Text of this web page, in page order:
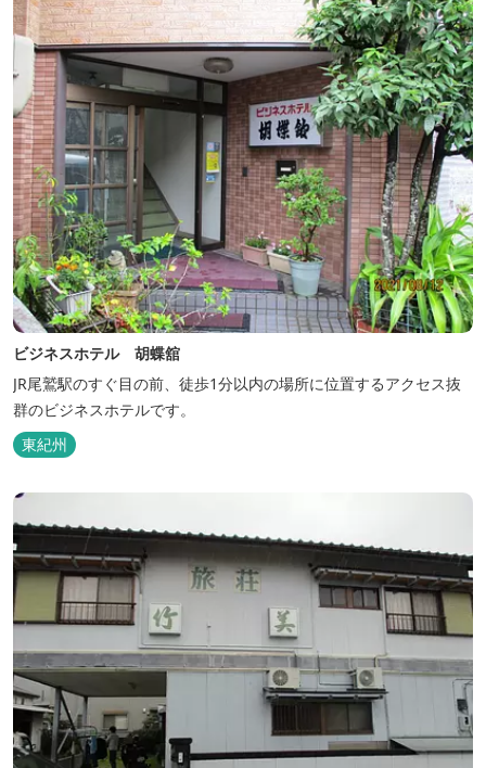
ビジネスホテル 胡蝶舘
JR尾鷲駅のすぐ目の前、徒歩1分以内の場所に位置するアクセス抜
群のビジネスホテルです。
東紀州